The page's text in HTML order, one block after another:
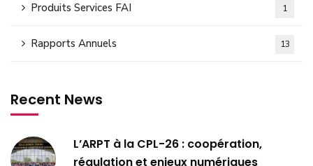
Produits Services FAI 1
Rapports Annuels 13
Recent News
L’ARPT à la CPL-26 : coopération,
régulation et enjeux numériques